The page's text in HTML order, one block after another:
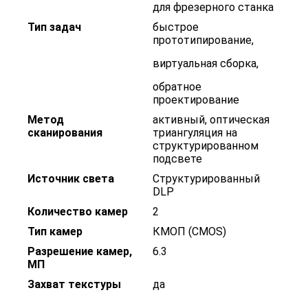
для фрезерного станка
Тип задач
быстрое
прототипирование,
виртуальная сборка,
обратное
проектирование
Метод
сканирования
активный, оптическая
триангуляция на
структурированном
подсвете
Источник света
Структурированный
DLP
Количество камер
2
Тип камер
КМОП (CMOS)
Разрешение камер,
МП
6.3
Захват текстуры
да